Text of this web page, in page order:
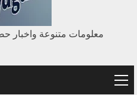
معلومات متنوعة واخبار
Primary